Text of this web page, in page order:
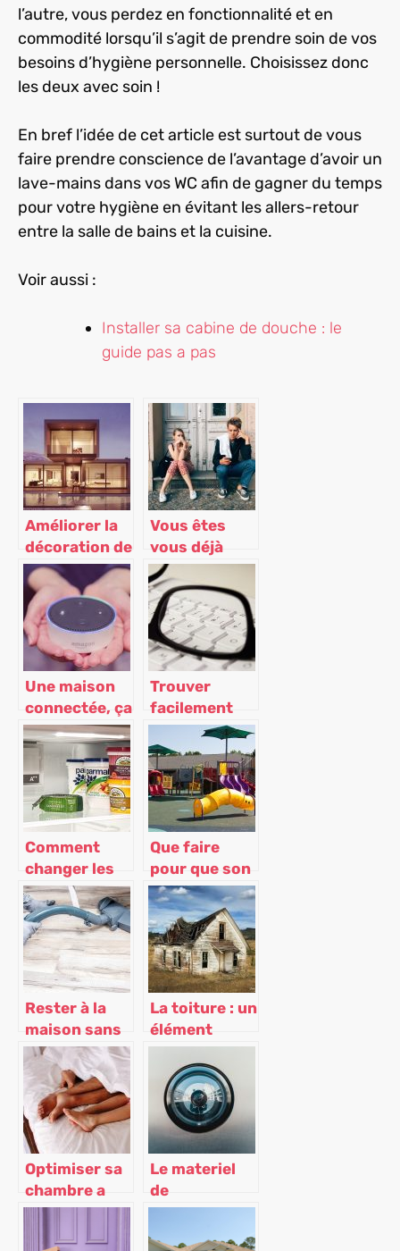
l’autre, vous perdez en fonctionnalité et en
commodité lorsqu’il s’agit de prendre soin de vos
besoins d’hygiène personnelle. Choisissez donc
les deux avec soin !
En bref l’idée de cet article est surtout de vous
faire prendre conscience de l’avantage d’avoir un
lave-mains dans vos WC afin de gagner du temps
pour votre hygiène en évitant les allers-retour
entre la salle de bains et la cuisine.
Voir aussi :
Installer sa cabine de douche : le
guide pas a pas
Améliorer la
décoration de
votre
intérieur
Vous êtes
vous déjà
retrouvé
bloqué en
dehors de
chez vous ?
Une maison
connectée, ça
se passe
comment ?
Trouver
facilement
une
bibliothèque
dans sa ville
Comment
changer les
clayettes de
son frigo ?
Que faire
pour que son
enfant puisse
jouer tout en
restant à la
maison ?
Rester à la
maison sans
s’ennuyer
La toiture : un
élément
important de
la maison que
vous devez
entretenir !
Optimiser sa
chambre a
coucher pour
Le materiel
de
surveillance
et